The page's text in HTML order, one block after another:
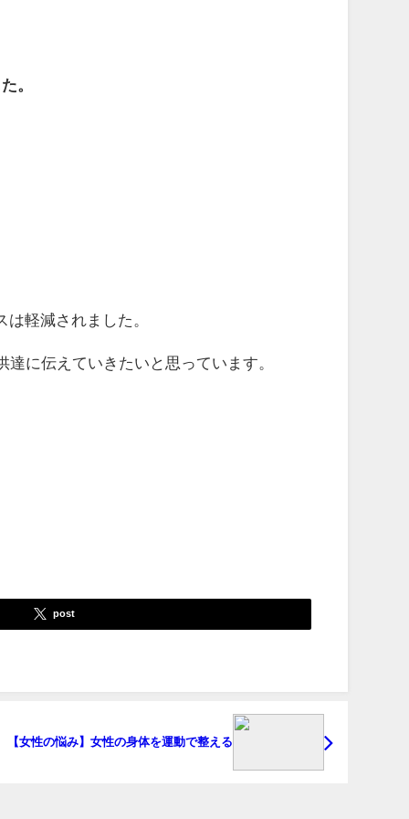
。
軽減されました。
に伝えていきたいと思っています。
post
【女性の悩み】女性の身体を運動で整える